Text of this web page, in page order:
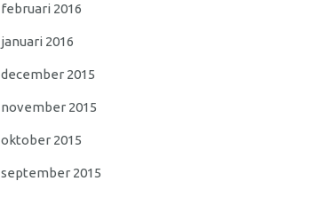
februari 2016
januari 2016
december 2015
november 2015
oktober 2015
september 2015